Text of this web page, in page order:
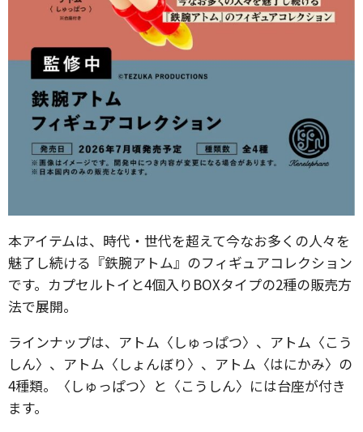
本アイテムは、時代・世代を超えて今なお多くの人々を
魅了し続ける『鉄腕アトム』のフィギュアコレクション
です。カプセルトイと4個入りBOXタイプの2種の販売方
法で展開。
ラインナップは、アトム〈しゅっぱつ〉、アトム〈こう
しん〉、アトム〈しょんぼり〉、アトム〈はにかみ〉の
4種類。〈しゅっぱつ〉と〈こうしん〉には台座が付き
ます。